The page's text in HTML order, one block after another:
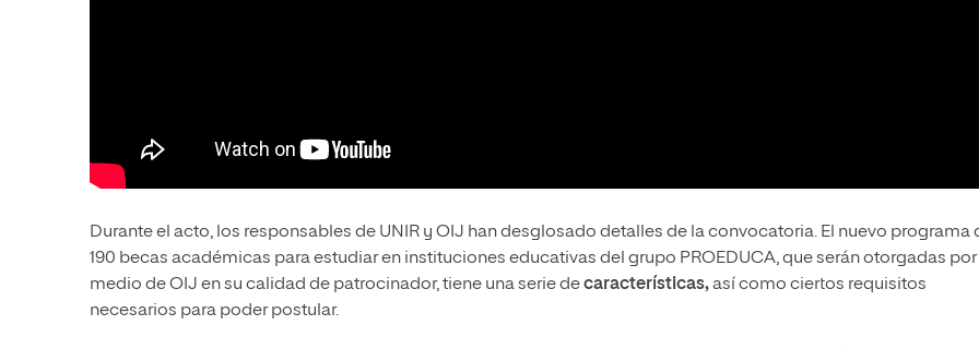
Durante el acto, los responsables de UNIR y OIJ han desglosado detalles de la convocatoria. El nuevo programa
190 becas académicas para estudiar en instituciones educativas del grupo PROEDUCA, que serán otorgadas por
medio de OIJ en su calidad de patrocinador, tiene una serie decaracterísticas,así como ciertos requisitos
necesarios para poder postular.